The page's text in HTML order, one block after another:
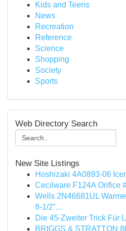
Kids and Teens
News
Recreation
Reference
Science
Shopping
Society
Sports
Web Directory Search
New Site Listings
Hoshizaki 4A0893-06
Cecilware F124A Orifice
Wells 2N46681UL
8-1/2"...
Die 45-Zweiter Trick Für
BRIGGS & STRATTON